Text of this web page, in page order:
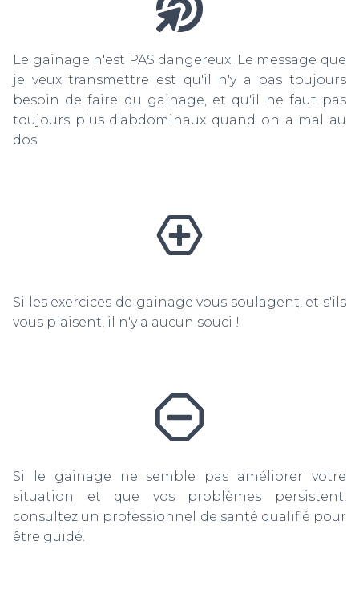
Le gainage n'est PAS dangereux. Le message que
je veux transmettre est qu'il n'y a pas toujours
besoin de faire du gainage, et qu'il ne faut pas
toujours plus d'abdominaux quand on a mal au
dos.
Si les exercices de gainage vous soulagent, et s'ils
vous plaisent, il n'y a aucun souci !
Si le gainage ne semble pas améliorer votre
situation et que vos problèmes persistent,
consultez un professionnel de santé qualifié pour
être guidé.